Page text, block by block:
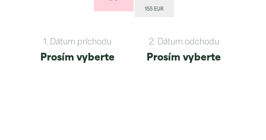
155 EUR
1. Dátum príchodu
Prosím vyberte
2. Dátum odchodu
Prosím vyberte